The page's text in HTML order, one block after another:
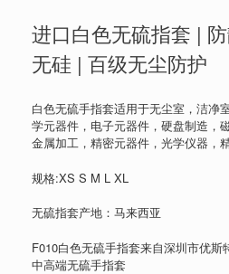
进口白色无硫指套 |
无硅 | 百级无尘防护
白色无硫手指套适用于无尘室，洁净
学元器件，电子元器件，硬盘制造，
金属加工，精密元器件，光学仪器，
规格:XS S M L XL
无硫指套产地：马来西亚
F010白色无硫手指套来自深圳市优
中高端无硫手指套